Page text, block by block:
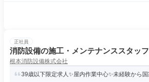
正社員
消防設備の施工・メンテナンススタッフ
根本消防設備株式会社
39歳以下限定求人✨屋内作業中心✨未経験から